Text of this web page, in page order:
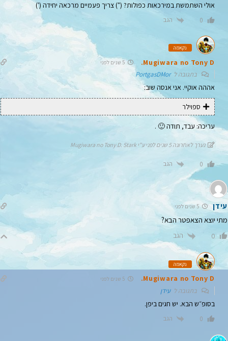
אולי השתמשת במירכאות כפולות? (") צריך פעמיים מרכאה יחידה (')
0 הגב
נקאמה
Mugiwara no Tony D. 5 שנים לפני
בתגובה לPortgasDMor
אההה אוקיי. אני אנסה שוב:
ספוילר
עריכה: עבד, תודה 🙂 .
נערך לאחרונה 5 שנים לפני ע"י Mugiwara no Tony D. Stark
0 הגב
עידן 5 שנים לפני
מתי יוצא הצאפטר הבא?
0 הגב
נקאמה
Mugiwara no Tony D. 5 שנים לפני
בתגובה לעידן
בסופ״ש הבא. יש חגים ביפן.
0 הגב